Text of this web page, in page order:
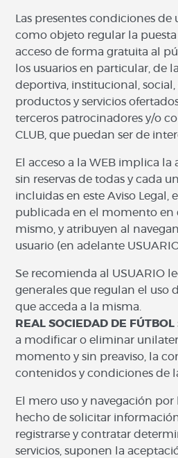
Las presentes condiciones de
como objeto regular la puesta
acceso de forma gratuita al
los usuarios en particular, de
deportiva, institucional,
productos y servicios
terceros patrocinadores y/o
CLUB, que puedan ser de
El acceso a la WEB implica
sin reservas de todas y cada
incluidas en este Aviso Legal,
publicada en el momento en
mismo, y atribuyen al
usuario (en adelante
Se recomienda al USUARIO
generales que regulan el uso
que acceda a la misma.
REAL SOCIEDAD DE FÚTBOL
a modificar o eliminar
momento y sin preaviso, la
contenidos y condiciones de
El mero uso y navegación por
hecho de solicitar
registrarse y contratar
servicios, suponen la